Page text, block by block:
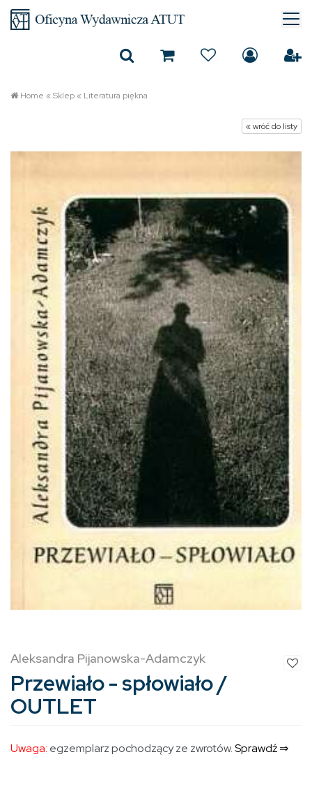
Home «Sklep« Literatura piękna
« wróć do listy
Aleksandra Pijanowska-Adamczyk
Przewiało - spłowiało /
OUTLET
Uwaga: egzemplarz pochodzący ze zwrotów.Sprawdź ⇒